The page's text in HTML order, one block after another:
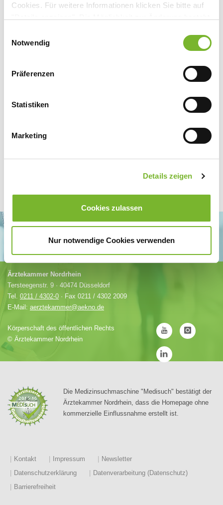
Cookies. Für weitere Informationen klicken Sie bitte auf
Datenschutzerklärung
Notwendig
Präferenzen
Statistiken
Marketing
Details zeigen
Cookies zulassen
Nur notwendige Cookies verwenden
Dazugehörige Dateien
Ärztekammer Nordrhein
Tersteegenstr. 9 · 40474 Düsseldorf
Tel. 0211 / 4302-0 · Fax 0211 / 4302 2009
E-Mail: aerztekammer@aekno.de
Körperschaft des öffentlichen Rechts
© Ärztekammer Nordrhein
Die Medizinsuchmaschine "Medisuch" bestätigt der
Ärztekammer Nordrhein, dass die Homepage ohne
kommerzielle Einflussnahme erstellt ist.
Kontakt Impressum
Newsletter
Datenschutzerklärung
Datenverarbeitung (Datenschutz)
Barrierefreiheit